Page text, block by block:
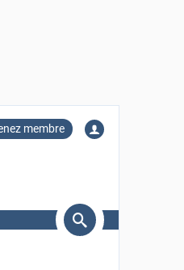
membre